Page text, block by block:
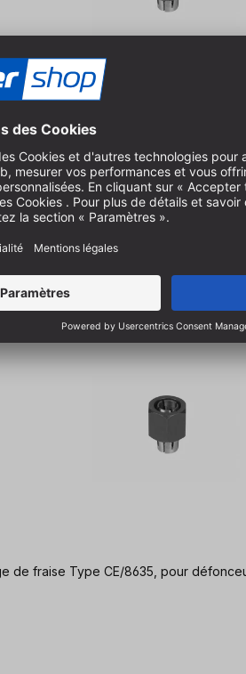
Pince de serrage D=6.35mm pour
de fraise Type CE/8635, pour